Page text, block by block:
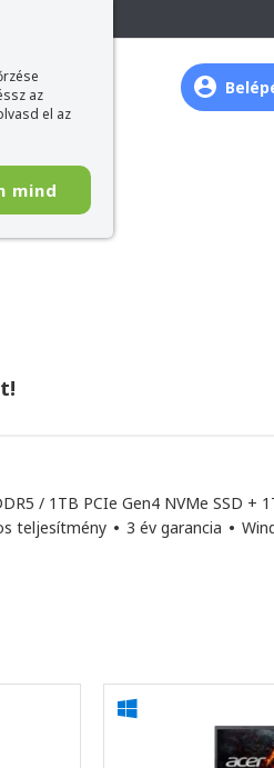
az
el az
mind
/ 1TB PCIe Gen4 NVMe SSD +
teljesítmény • 3 év garancia •